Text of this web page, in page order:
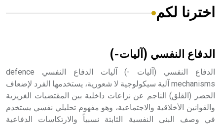
هل تعلم أن الأبسيد كلمة فرنسية اللفظ تم اعتمادها مصطلحاً
- هل تعلم أن أبجر Abgar اسم معروف جيداً يعود إلى عدد من
الملوك الذين حكموا مدينة إديسا (الرها) من أبجر الأول وحتى
التاسع، وهم ينتسبون إلى أسرة أوسروين
اخترنا لكم
الدفاع النفسي (آليات-)
الدفاع النفسي (آليات -) آليات الدفاع النفسي defence
mechanisms آلية سيكولوجية لا شعورية، يستخدمها الفرد لإضعاف
الحصر (القلق) الناجم عن نزاعات داخلية بين المقتضيات الغريزية
والقوانين الأخلاقية والاجتماعية، وهو مفهوم تحليلي نفسي يستخدم
في وصف البنى النفسية الثابتة نسبياً والارتكاسات الدفاعية